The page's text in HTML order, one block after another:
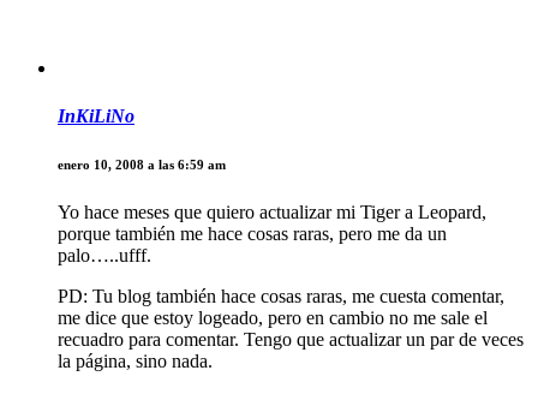
InKiLiNo
enero 10, 2008 a las 6:59 am
Yo hace meses que quiero actualizar mi Tiger a Leopard,
porque también me hace cosas raras, pero me da un
palo…..ufff.
PD: Tu blog también hace cosas raras, me cuesta comentar,
me dice que estoy logeado, pero en cambio no me sale el
recuadro para comentar. Tengo que actualizar un par de veces
la página, sino nada.